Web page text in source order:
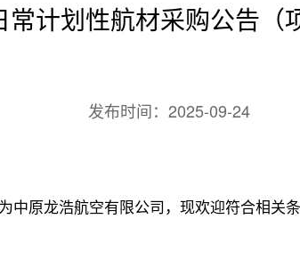
计划性航材采购公告（
发布时间： 2025-09-24
原龙浩航空有限公司，现欢迎符合相关条